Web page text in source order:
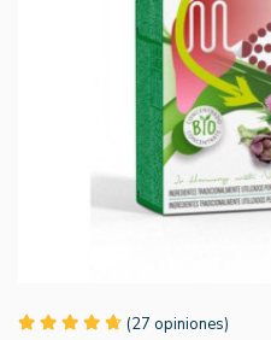
(27 opiniones)